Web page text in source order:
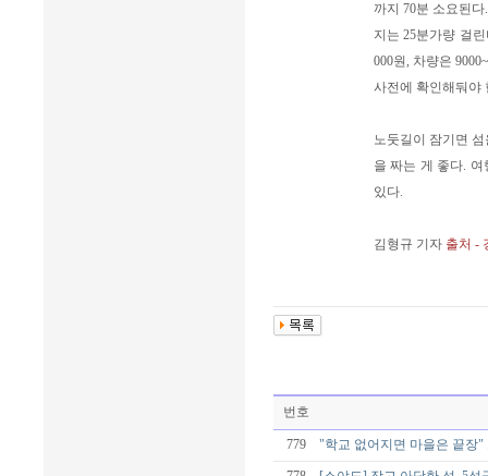
까지 70분 소요된
지는 25분가량 걸
000원, 차량은
사전에 확인해둬야
노둣길이 잠기면
을 짜는 게 좋다.
있다.
김형규 기자 출처 -
번호
779 "학교 없어지면 마을은 끝장